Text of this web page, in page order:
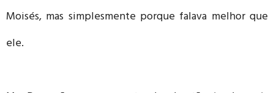
Moisés, mas simplesmente porque falava melhor que
ele.